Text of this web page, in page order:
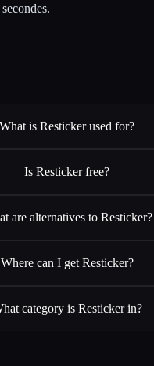
What is Resticker used for?
Is Resticker free?
are alternatives to Resticker?
Where can I get Resticker?
category is Resticker in?